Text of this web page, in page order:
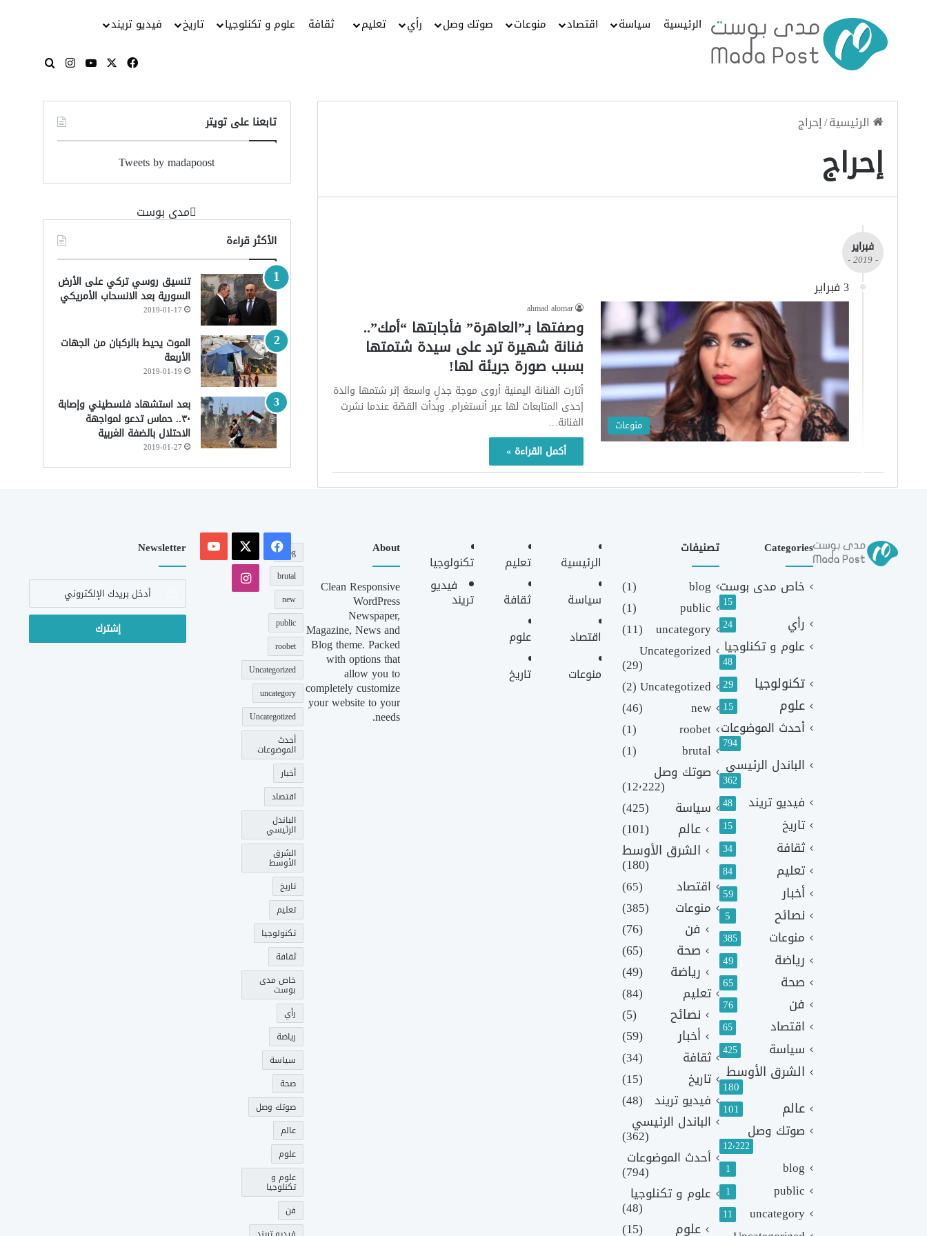
الرئيسية سياسة اقتصاد منوعات صوتك وصل رأي تعليم ثقافة علوم و تكنلوجيا تاريخ فيديو تريند
فيسبوك
‫X
‫YouTube
انستقرامبحث عن
الرئيسية/إحراج
إحراج
فبراير
- 2019 -
3 فبراير
منوعات
ahmad alomar
وصفتها بـ”العاهرة” فأجابتها “أمك”..
فنانة شهيرة ترد على سيدة شتمتها
بسبب صورة جريئة لها!
أثارت الفنانة اليمنية أروى موجة جدلٍ واسعة إثر شتمها والدة
إحدى المتابعات لها عبر أنستغرام. وبدأت القصّة عندما نشرت
الفنانة…
أكمل القراءة »
تابعنا على تويتر
Tweets by madapoost
‏مدى بوست‏
الأكثر قراءة
تنسيق روسي تركي على الأرض
السورية بعد الانسحاب الأمريكي
2019-01-17
الموت يحيط بالركبان من الجهات
الأربعة
2019-01-19
بعد استشهاد فلسطيني وإصابة
٣٠.. حماس تدعو لمواجهة
الاحتلال بالضفة الغربية
2019-01-27
Categories
خاص مدى بوست
15
رأي 24
علوم و تكنلوجيا
48
تكنولوجيا 29
علوم 15
أحدث الموضوعات
794
الباندل الرئيسي
362
فيديو تريند 48
تاريخ 15
ثقافة 34
تعليم 84
أخبار 59
نصائح 5
منوعات 385
رياضة 49
صحة 65
فن 76
اقتصاد 65
سياسة 425
الشرق الأوسط
180
عالم 101
صوتك وصل
12٬222
blog
1
public
1
uncategory
11
تصنيفات
blog
(1)
public
(1)
uncategory
(11)
Uncategorized
(29)
Uncategotized
(2)
new
(46)
roobet
(1)
brutal
(1)
صوتك وصل
(12٬222)
سياسة
(425)
عالم
(101)
الشرق الأوسط
(180)
اقتصاد
(65)
منوعات
(385)
فن
(76)
صحة
(65)
رياضة
(49)
تعليم (84)
نصائح
(5)
أخبار
(59)
ثقافة
(34)
تاريخ
(15)
فيديو تريند (48)
الباندل الرئيسي
(362)
أحدث الموضوعات
(794)
علوم و تكنلوجيا
(48)
علوم (15)
الرئيسية
سياسة
اقتصاد
منوعات
تعليم
ثقافة
علوم
تاريخ
تكنولوجيا
فيديو
تريند
About
Clean Responsive
WordPress
Newspaper,
Magazine, News and
Blog theme. Packed
with options that
allow you to
completely customize
your website to your
needs.
blog
brutal
new
public
roobet
Uncategorized
uncategory
Uncategotized
أحدث
الموضوعات
أخبار
اقتصاد
الباندل
الرئيسي
الشرق
الأوسط
تاريخ
تعليم
تكنولوجيا
ثقافة
خاص مدى
بوست
رأي
رياضة
سياسة
صحة
صوتك وصل
عالم
علوم
علوم و
تكنلوجيا
فن
فيسبوك
‫X
‫YouTube
انستقرام
Newsletter
أدخل
الإلكتروني